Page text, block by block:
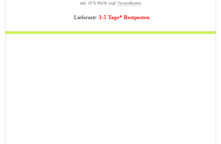
Lieferzeit: 3-5 Tage* Restposten
inkl. 19 % MwSt. zzgl. Versandkosten